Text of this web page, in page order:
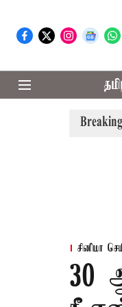
மறுவரையறை
சினிமா
30